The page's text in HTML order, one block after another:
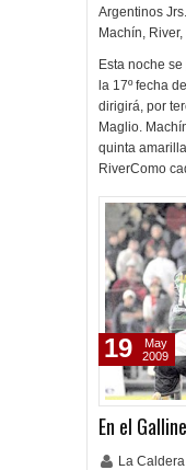
Argentinos Jrs.
Machín, River,
Esta noche
la 17º fecha
dirigirá, por
Maglio.
quinta
RiverComo
En el
La
19
May
2009